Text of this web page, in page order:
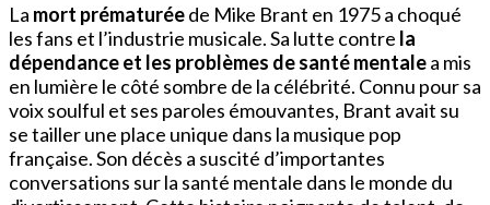
La mort prématuréede Mike Brant en 1975 a choqué
les fans et l’industrie musicale. Sa lutte contre la
dépendance et les problèmes de santé mentalea mis
en lumière le côté sombre de la célébrité. Connu pour sa
voix soulful et ses paroles émouvantes, Brant avait su
se tailler une place unique dans la musique pop
française. Son décès a suscité d’importantes
conversations sur la santé mentale dans le monde du